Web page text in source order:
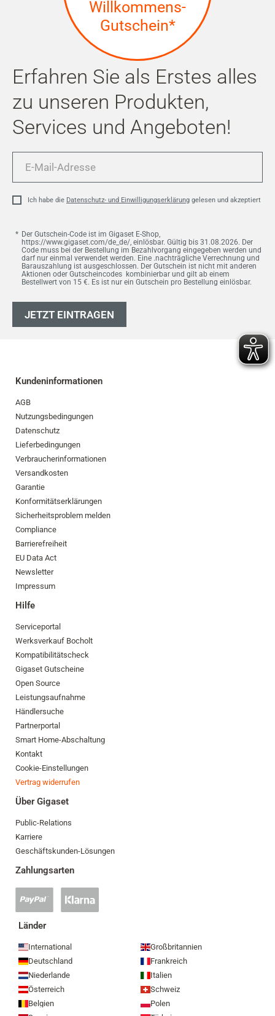
Willkommens-
Gutschein*
Erfahren Sie als Erstes alles
zu unseren Produkten,
Services und Angeboten!
Mail-
Ich habe die Datenschutz- und Einwilligungserklärung gelesen und akzeptiert
Der Gutschein-Code ist im Gigaset E-Shop,
https://www.gigaset.com/de_de/, einlösbar. Gültig bis 31.08.2026. Der
Code muss bei der Bestellung im Bezahlvorgang eingegeben werden und
darf nur einmal verwendet werden. Eine .nachträgliche Verrechnung und
Barauszahlung ist ausgeschlossen. Der Gutschein ist nicht mit anderen
Aktionen oder Gutscheincodes kombinierbar und gilt ab einem
Bestellwert von 15 €. Es ist nur ein Gutschein pro Bestellung einlösbar.
JETZT EINTRAGEN
Kundeninformationen
AGB
Nutzungsbedingungen
Datenschutz
Lieferbedingungen
Verbraucherinformationen
Versandkosten
Garantie
Konformitätserklärungen
Sicherheitsproblem melden
Compliance
Barrierefreiheit
EU Data Act
Newsletter
Impressum
Hilfe
Serviceportal
Werksverkauf Bocholt
Kompatibilitätscheck
Gigaset Gutscheine
Open Source
Leistungsaufnahme
Händlersuche
Partnerportal
Smart Home-Abschaltung
Kontakt
Cookie-Einstellungen
Vertrag widerrufen
Über Gigaset
Public-Relations
Karriere
Geschäftskunden-Lösungen
Zahlungsarten
Zahlung
Zahlung
Länder
International
Großbritannien
Deutschland
Frankreich
Niederlande
Italien
Österreich
Schweiz
Belgien
Polen